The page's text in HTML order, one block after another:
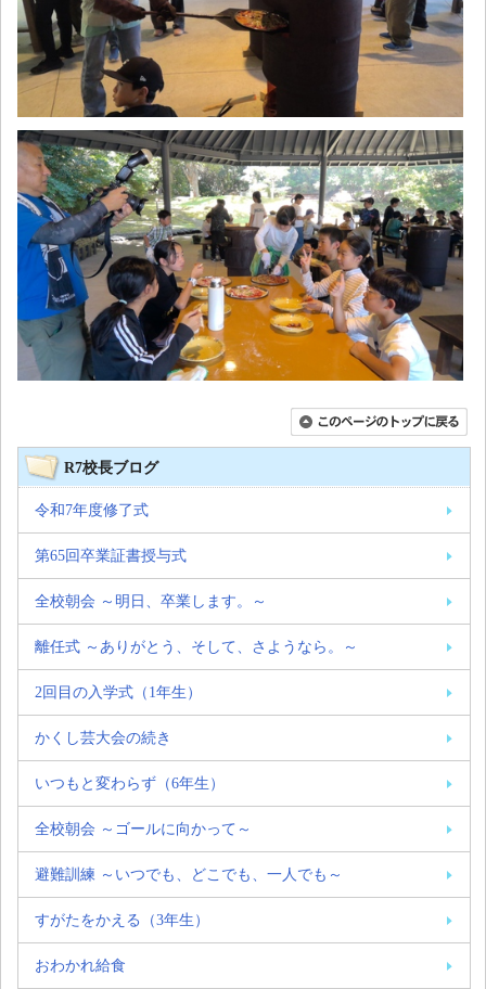
R7校長ブログ
令和7年度修了式
第65回卒業証書授与式
全校朝会 ～明日、卒業します。～
離任式 ～ありがとう、そして、さようなら。～
2回目の入学式（1年生）
かくし芸大会の続き
いつもと変わらず（6年生）
全校朝会 ～ゴールに向かって～
避難訓練 ～いつでも、どこでも、一人でも～
すがたをかえる（3年生）
おわかれ給食